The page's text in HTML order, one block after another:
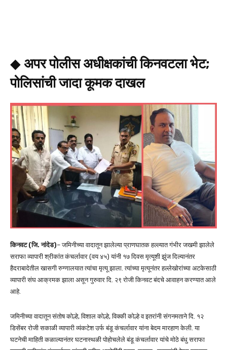
◆अपर पोलीस अधीक्षकांची किनवटला भेट;
पोलिसांची जादा कूमक दाखल
किनवट (जि. नांदेड)– जमिनीच्या वादातून झालेल्या प्राणघातक हल्ल्यात गंभीर जखमी झालेले
सराफा व्यापारी श्रीकांत कंचर्लावार (वय ४५) यांनी १७ दिवस मृत्यूशी झुंज दिल्यानंतर
हैदराबादेतील खासगी रुग्णालयात त्यांचा मृत्यू झाला. त्यांच्या मृत्यूनंतर हल्लेखोरांच्या अटकेसाठी
व्यापारी संघ आक्रमक झाला असून गुरुवार दि. २९ रोजी किनवट बंदचे आवाहन करण्यात आले
आहे.
जमिनीच्या वादातून संतोष कोल्हे, विशाल कोल्हे, विक्की कोल्हे व इतरांनी संगनमताने दि. १२
डिसेंबर रोजी सकाळी व्यापारी व्यंकटेश उर्फ बंडू कंचर्लावार यांना बेदम मारहाण केली. या
घटनेची माहिती कळाल्यानंतर घटनास्थळी पोहोचलेले बंडू कंचर्लावार यांचे मोठे बंधु सराफा